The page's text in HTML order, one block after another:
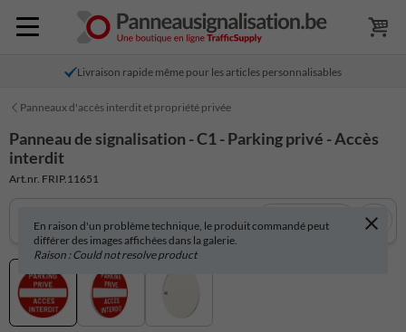
Livraison rapide même pour les articles personnalisables
Panneaux d'accès interdit et propriété privée
Panneau de signalisation - C1 - Parking privé - Accès
interdit
Art.nr. FRIP.11651
En raison d'un problème technique, le produit commandé peut
différer des images affichées dans la galerie.
Raison : Could not resolve product
Voir en 3D